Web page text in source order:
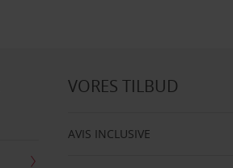
VORES TILBUD
AVIS INCLUSIVE